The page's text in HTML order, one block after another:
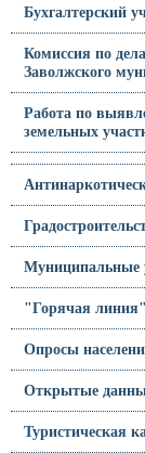
Бухгалтерский
Комиссия по
Заволжского
Работа по
земельных
Муниципальные
"Горячая
Опросы
Открытые
Туристическая